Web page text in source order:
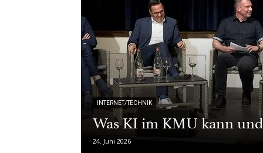
INTERNET/TECHNIK
Was KI im KMU kann
24. Juni 2026